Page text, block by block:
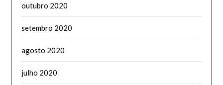
outubro 2020
setembro 2020
agosto 2020
julho 2020